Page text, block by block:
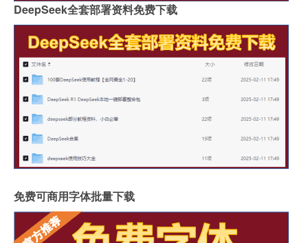
DeepSeek全套部署资料免费下载
免费可商用字体批量下载